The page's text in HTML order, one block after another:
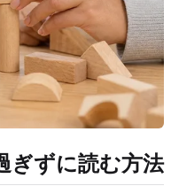
ぎずに読む方法